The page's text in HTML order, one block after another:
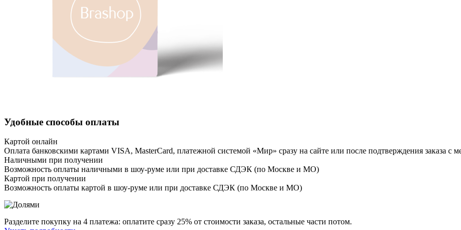
Удобные способы оплаты
Картой онлайн
Оплата банковскими картами VISA, MasterCard, платежной системой «Мир» сразу на сайте или после подтверждения заказа с
Наличными при получении
Возможность оплаты наличными в шоу-руме или при доставке СДЭК (по Москве и МО)
Картой при получении
Возможность оплаты картой в шоу-руме или при доставке СДЭК (по Москве и МО)
Разделите покупку на 4 платежа: оплатите сразу 25% от стоимости заказа, остальные части потом.